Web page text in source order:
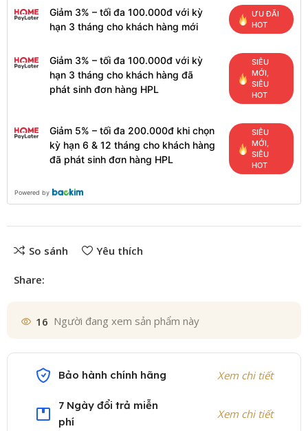
Giảm 3% – tối đa 100.000đ với kỳ
hạn 3 tháng cho khách hàng mới
ƯU ĐÃI
HOT
Giảm 3% – tối đa 100.000đ với kỳ
hạn 3 tháng cho khách hàng đã
phát sinh đơn hàng HPL
SIÊU
MỚI,
SIÊU
HOT
Giảm 5% – tối đa 200.000đ khi chọn
kỳ hạn 6 & 12 tháng cho khách hàng
đã phát sinh đơn hàng HPL
SIÊU
MỚI,
SIÊU
HOT
Powered by
So sánh Yêu thích
Share:
16 Người đang xem sản phẩm này
Bảo hành chính hãng Xem chi tiết
7 Ngày đổi trả miễn
phí
Xem chi tiết